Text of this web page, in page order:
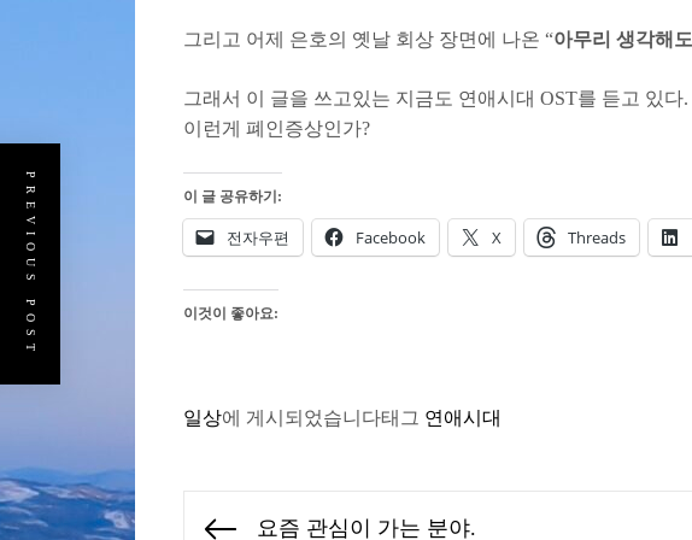
그리고 어제 은호의 옛날 회상 장면에 나온 “아무리 생각해
그래서 이 글을 쓰고있는 지금도 연애시대 OST를 듣고 있다.
이런게 폐인증상인가?
이 글 공유하기:
전자우편 Facebook X Threads
이것이 좋아요:
일상에 게시되었습니다태그 연애시대
요즘 관심이 가는 분야.
PREVIOUS POST